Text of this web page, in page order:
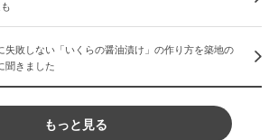
失敗しない「いくらの醤油漬け」の作り方を築地の
聞きました
もっと見る